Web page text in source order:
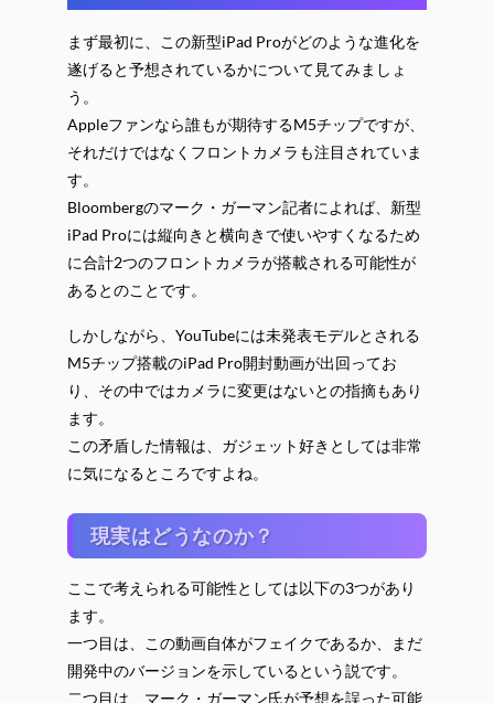
まず最初に、この新型iPad Proがどのような進化を
遂げると予想されているかについて見てみましょ
う。
Appleファンなら誰もが期待するM5チップですが、
それだけではなくフロントカメラも注目されていま
す。
Bloombergのマーク・ガーマン記者によれば、新型
iPad Proには縦向きと横向きで使いやすくなるため
に合計2つのフロントカメラが搭載される可能性が
あるとのことです。
しかしながら、YouTubeには未発表モデルとされる
M5チップ搭載のiPad Pro開封動画が出回ってお
り、その中ではカメラに変更はないとの指摘もあり
ます。
この矛盾した情報は、ガジェット好きとしては非常
に気になるところですよね。
現実はどうなのか？
ここで考えられる可能性としては以下の3つがあり
ます。
一つ目は、この動画自体がフェイクであるか、まだ
開発中のバージョンを示しているという説です。
二つ目は、マーク・ガーマン氏が予想を誤った可能